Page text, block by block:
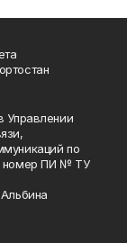
Управлении
по
номер ПИ № ТУ